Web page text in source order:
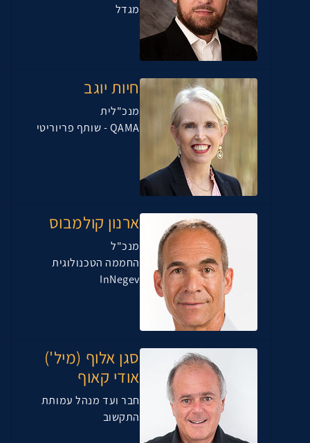
מגדל
חיות יוגב
מנכ"לית
QAMA - שותף פריוריטי
ארנון קולמבוס
מנכ"ל
החממה הטכנולוגית
InNegev
סגן אלוף (מיל')
אודי קאוף
חבר ועד מנהל עמותת
התקשוב